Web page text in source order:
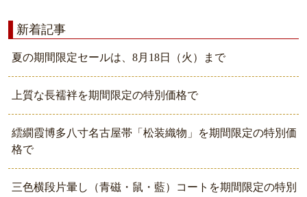
新着記事
夏の期間限定セールは、8月18日（火）まで
上質な長襦袢を期間限定の特別価格で
繧繝霞博多八寸名古屋帯「松装織物」を期間限定の特別価
格で
三色横段片暈し（青磁・鼠・藍）コートを期間限定の特別